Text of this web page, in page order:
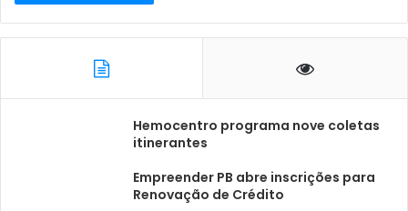
Hemocentro programa nove coletas
itinerantes
Empreender PB abre inscrições para
Renovação de Crédito